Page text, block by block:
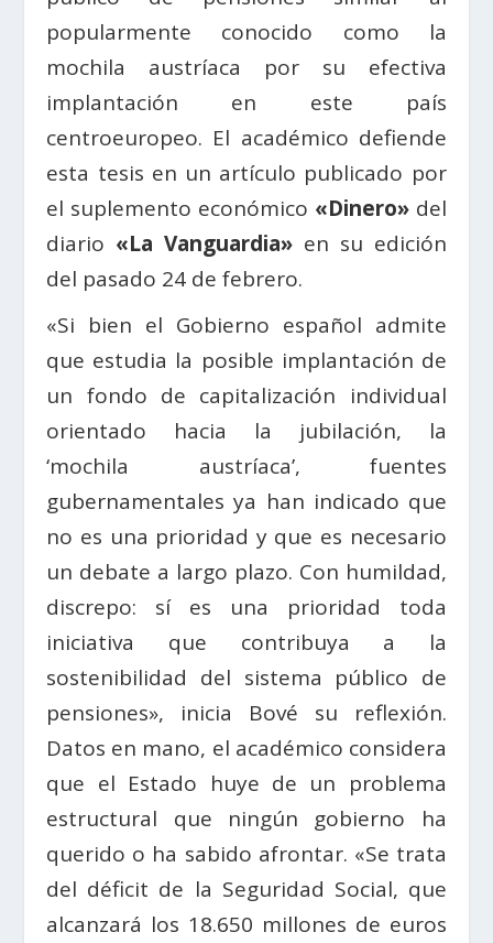
popularmente conocido como la
mochila austríaca por su efectiva
implantación en este país
centroeuropeo. El académico defiende
esta tesis en un artículo publicado por
el suplemento económico «Dinero»del
diario «La Vanguardia» en su edición
del pasado 24 de febrero.
«Si bien el Gobierno español admite
que estudia la posible implantación de
un fondo de capitalización individual
orientado hacia la jubilación, la
‘mochila austríaca’, fuentes
gubernamentales ya han indicado que
no es una prioridad y que es necesario
un debate a largo plazo. Con humildad,
discrepo: sí es una prioridad toda
iniciativa que contribuya a la
sostenibilidad del sistema público de
pensiones», inicia Bové su reflexión.
Datos en mano, el académico considera
que el Estado huye de un problema
estructural que ningún gobierno ha
querido o ha sabido afrontar. «Se trata
del déficit de la Seguridad Social, que
alcanzará los 18.650 millones de euros